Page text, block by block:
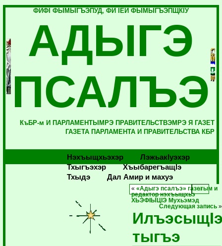
ФИФI ФЫМЫГЪЭПУД, ФИ IЕЙ ФЫМЫГЪЭПЩКIУ
АДЫГЭ
ПСАЛЪЭ
КъБР-м И ПАРЛАМЕНТЫМРЭ ПРАВИТЕЛЬСТВЭМРЭ Я ГАЗЕТ
ГАЗЕТА ПАРЛАМЕНТА И ПРАВИТЕЛЬСТВА КБР
Нэхъыщхьэхэр
Лэжьакlуэхэр
Тхыгъэхэр
Хъыбарегъащlэ
Тхыдэ
Дал Амир и махуэ
««Адыгэ псалъэ» газетым и
редактор нэхъыщхьэ
ХЬЭФIЫЦIЭ Мухьэмэд
Следующая запись »
тыгъэ